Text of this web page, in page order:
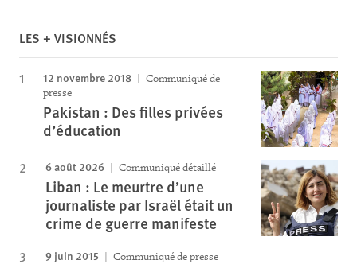
LES + VISIONNÉS
12 novembre 2018
Communiqué de
presse
Pakistan : Des filles privées
d’éducation
6 août 2026 Communiqué détaillé
Liban : Le meurtre d’une
journaliste par Israël était un
crime de guerre manifeste
9 juin 2015 Communiqué de presse